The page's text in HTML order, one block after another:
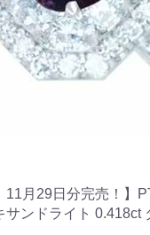
月29日分完売！】
ンドライト 0.418ct